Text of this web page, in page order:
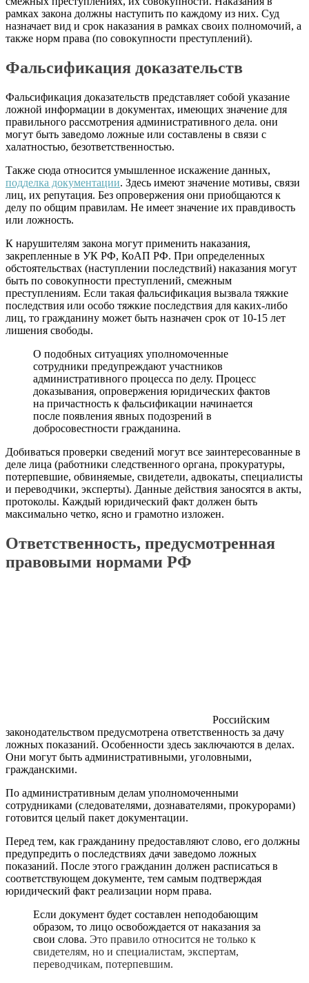
рамках закона должны наступить по каждому из них. Суд
назначает вид и срок наказания в рамках своих полномочий, а
также норм права (по совокупности преступлений).
Фальсификация доказательств
Фальсификация доказательств представляет собой указание
ложной информации в документах, имеющих значение для
правильного рассмотрения административного дела. они
могут быть заведомо ложные или составлены в связи с
халатностью, безответственностью.
Также сюда относится умышленное искажение данных,
подделка документации. Здесь имеют значение мотивы, связи
лиц, их репутация. Без опровержения они приобщаются к
делу по общим правилам. Не имеет значение их правдивость
или ложность.
К нарушителям закона могут применить наказания,
закрепленные в УК РФ, КоАП РФ. При определенных
обстоятельствах (наступлении последствий) наказания могут
быть по совокупности преступлений, смежным
преступлениям. Если такая фальсификация вызвала тяжкие
последствия или особо тяжкие последствия для каких-либо
лиц, то гражданину может быть назначен срок от 10-15 лет
лишения свободы.
О подобных ситуациях уполномоченные
сотрудники предупреждают участников
административного процесса по делу. Процесс
доказывания, опровержения юридических фактов
на причастность к фальсификации начинается
после появления явных подозрений в
добросовестности гражданина.
Добиваться проверки сведений могут все заинтересованные в
деле лица (работники следственного органа, прокуратуры,
потерпевшие, обвиняемые, свидетели, адвокаты, специалисты
и переводчики, эксперты). Данные действия заносятся в акты,
протоколы. Каждый юридический факт должен быть
максимально четко, ясно и грамотно изложен.
Ответственность, предусмотренная
правовыми нормами РФ
Российским
законодательством предусмотрена ответственность за дачу
ложных показаний. Особенности здесь заключаются в делах.
Они могут быть административными, уголовными,
гражданскими.
По административным делам уполномоченными
сотрудниками (следователями, дознавателями, прокурорами)
готовится целый пакет документации.
Перед тем, как гражданину предоставляют слово, его должны
предупредить о последствиях дачи заведомо ложных
показаний. После этого гражданин должен расписаться в
соответствующем документе, тем самым подтверждая
юридический факт реализации норм права.
Если документ будет составлен неподобающим
образом, то лицо освобождается от наказания за
свои слова. Это правило относится не только к
свидетелям, но и специалистам, экспертам,
переводчикам, потерпевшим.